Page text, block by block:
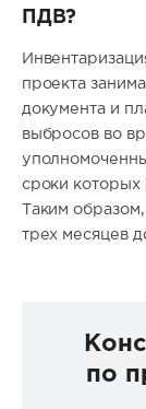
ПДВ?
проекта
документа и
выбросов во
сроки которых
Таким
трех месяцев
по